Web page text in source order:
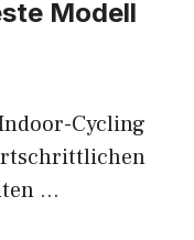
Modell
Cycling
…